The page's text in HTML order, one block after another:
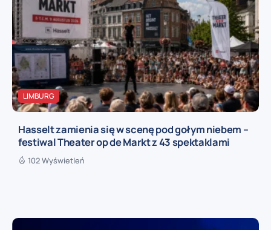
LIMBURG
Hasselt zamienia się w scenę pod gołym niebem –
festiwal Theater op de Markt z 43 spektaklami
102 Wyświetleń